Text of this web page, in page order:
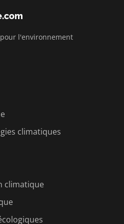
l'environnement
climatiques
climatique